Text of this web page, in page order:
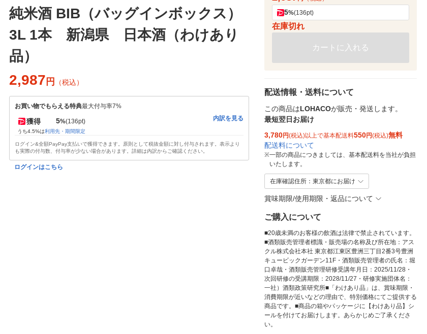
純米酒 BIB（バッグインボックス）
3L 1本 新潟県 日本酒（わけあり
品）
2,987 円 （税込）
お買い物でもらえる特典最大付与率7%
獲得 5%(136pt)
うち4.5%は利用先・期間限定
内訳を見る
ログイン&全額PayPay支払いで獲得できます。原則として税抜金額に対し付与されます。表示より
も実際の付与数、付与率が少ない場合があります。詳細は内訳からご確認ください。
ログインはこちら
5%(136pt)
在庫切れ
カートに入れる
配送情報・送料について
この商品はLOHACOが販売・発送します。
最短翌日お届け
3,780円(税込)以上で基本配送料550円(税込)無料
配送料について
※一部の商品につきましては、基本配送料を当社が負担
いたします。
在庫確認住所：東京都にお届け
賞味期限/使用期限・返品について
ご購入について
■20歳未満のお客様の飲酒は法律で禁止されています。
■酒類販売管理者標識・販売場の名称及び所在地：アス
クル株式会社本社 東京都江東区豊洲三丁目2番3号豊洲
キュービックガーデン11F・酒類販売管理者の氏名：堀
口卓哉・酒類販売管理研修受講年月日：2025/11/28・
次回研修の受講期限：2028/11/27・研修実施団体名：
一社）酒類政策研究所■「わけあり品」は、賞味期限・
消費期限が近いなどの理由で、特別価格にてご提供する
商品です。■商品の箱やパッケージに【わけあり品】シ
ールを付けてお届けします。あらかじめご了承くださ
い。